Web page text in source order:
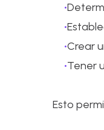
Crear
Tener
Esto